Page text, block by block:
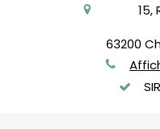
15,
63200